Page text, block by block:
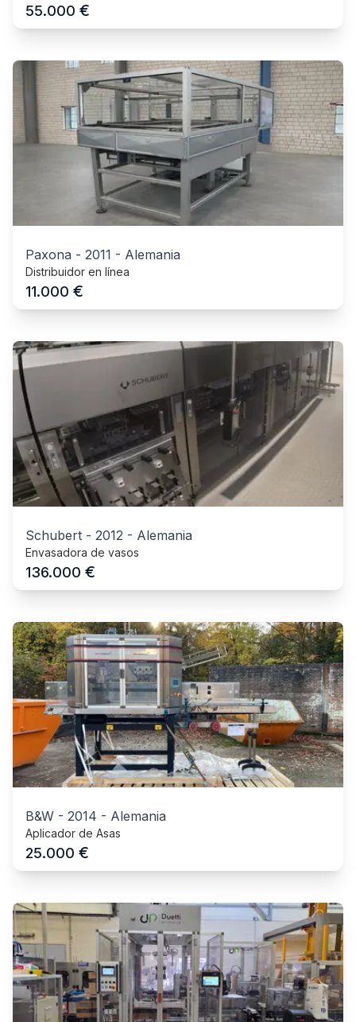
55.000 €
Paxona - 2011 - Alemania
Distribuidor en línea
11.000 €
Schubert - 2012 - Alemania
Envasadora de vasos
136.000 €
B&W - 2014 - Alemania
Aplicador de Asas
25.000 €